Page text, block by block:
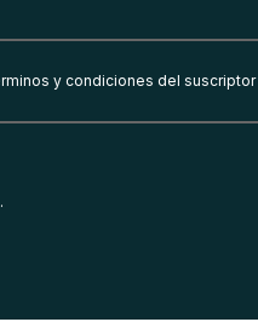
y condiciones del suscriptor